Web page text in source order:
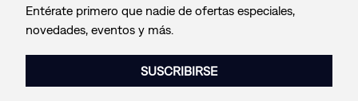
Entérate primero que nadie de ofertas especiales,
novedades, eventos y más.
SUSCRIBIRSE